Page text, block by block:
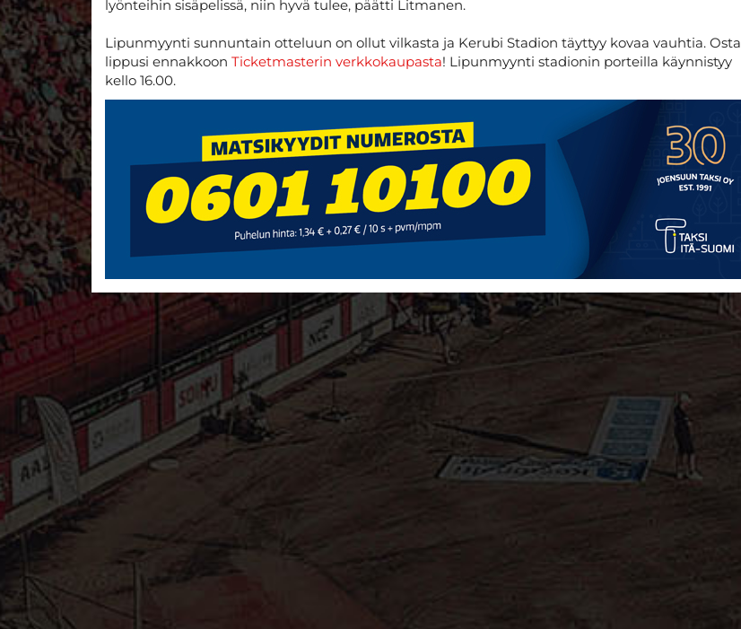
lyönteihin sisäpelissä, niin hyvä tulee, päätti Litmanen.
Lipunmyynti sunnuntain otteluun on ollut vilkasta ja Kerubi Stadion täyttyy kovaa vauhtia. Osta
lippusi ennakkoon Ticketmasterin verkkokaupasta! Lipunmyynti stadionin porteilla käynnistyy
kello 16.00.